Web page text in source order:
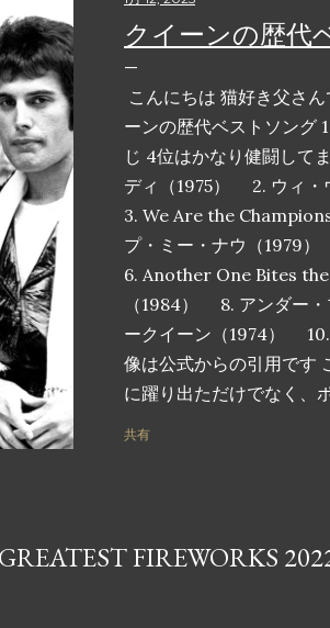
クイーンの歴代
こんにちは 猫好き父さ
ーンの歴代ベストソング
じ 4位はかなり健闘し
ディ（1975） 2. ウィ・
3. We Are the
プ・ミー・ナウ（1979
6. Another One Bites
（1984） 8. アンダー
ークイーン（1974）
像は公式からの引用です
に躍り出ただけでなく、
根付いた、クイーンの歴
を呼び起こす魔法の瞬間
ンの素晴らしさを初めて
共有
FIREWORKS